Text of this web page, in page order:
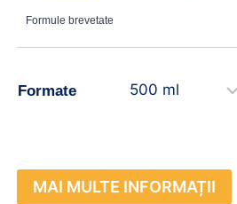
Formule brevetate
Formate
MAI MULTE INFORMAȚII